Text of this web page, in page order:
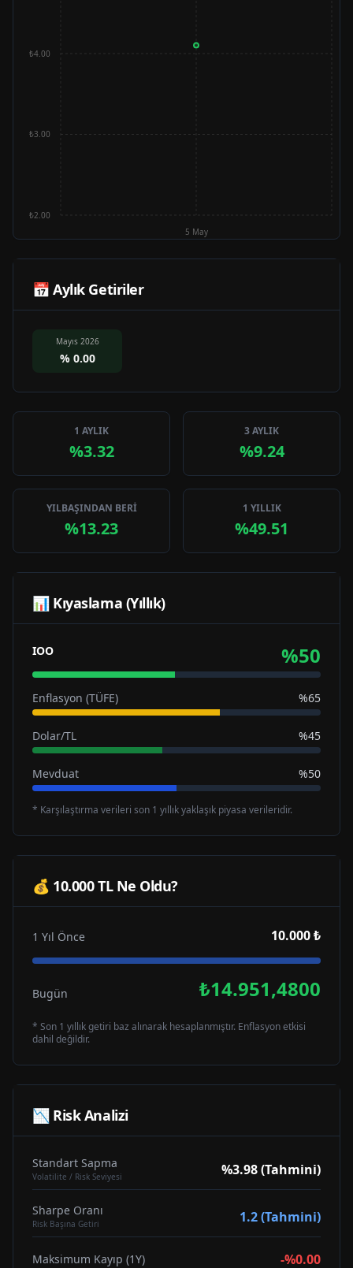
5 May
₺2.00
₺3.00
₺4.00
📅 Aylık Getiriler
Mayıs 2026
% 0.00
1 AYLIK
%3.32
3 AYLIK
%9.24
YILBAŞINDAN BERİ
%13.23
1 YILLIK
%49.51
📊 Kıyaslama (Yıllık)
IOO %50
Enflasyon (TÜFE) %65
Dolar/TL %45
Mevduat %50
* Karşılaştırma verileri son 1 yıllık yaklaşık piyasa verileridir.
💰 10.000 TL Ne Oldu?
1 Yıl Önce 10.000 ₺
Bugün ₺14.951,4800
* Son 1 yıllık getiri baz alınarak hesaplanmıştır. Enflasyon etkisi
dahil değildir.
📉 Risk Analizi
Standart Sapma
Volatilite / Risk Seviyesi %3.98 (Tahmini)
Sharpe Oranı
Risk Başına Getiri 1.2 (Tahmini)
Maksimum Kayıp (1Y) -%0.00